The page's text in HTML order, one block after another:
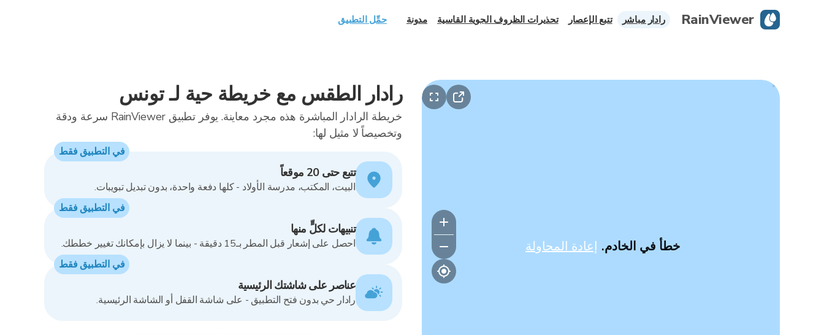
رادار الطقس مع خريطة حية لـ تونس
خريطة الرادار المباشرة هذه مجرد معاينة. يوفر تطبيق RainViewer سرعة ودقة
وتخصيصاً لا مثيل لها:
تتبع حتى 20 موقعاً
البيت، المكتب، مدرسة الأولاد - كلها دفعة واحدة، بدون تبديل تبويبات.
في التطبيق فقط
تنبيهات لكلٍّ منها
احصل على إشعار قبل المطر بـ15 دقيقة - بينما لا يزال بإمكانك تغيير خططك.
في التطبيق فقط
عناصر على شاشتك الرئيسية
رادار حي بدون فتح التطبيق - على شاشة القفل أو الشاشة الرئيسية.
في التطبيق فقط
خطأ في الخادم. إعادة المحاولة
RainViewer رادار مباشر تتبع الإعصار تحذيرات الظروف الجوية القاسية مدونة حمِّل التطبيق